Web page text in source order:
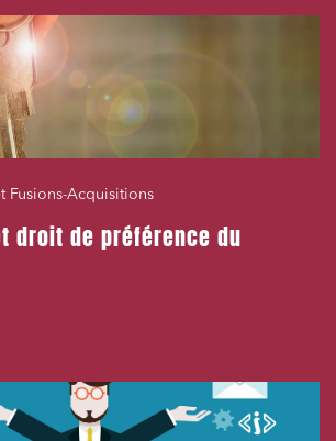
Fusions-Acquisitions
droit de préférence du